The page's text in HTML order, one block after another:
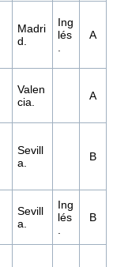
Madri
d.
Ing
lés
A
Valen
cia.
A
Sevill
a.
B
Sevill
a.
Ing
lés
B